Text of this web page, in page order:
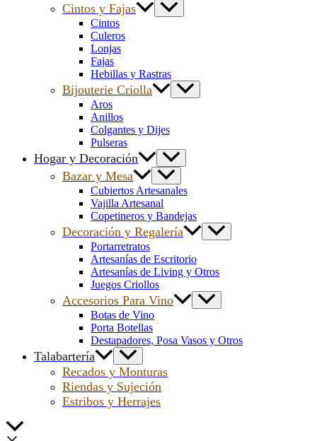
Cintos y Fajas
Cintos
Culeros
Lonjas
Fajas
Hebillas y Rastras
Bijouterie Criolla
Aros
Anillos
Colgantes y Dijes
Pulseras
Hogar y Decoración
Bazar y Mesa
Cubiertos Artesanales
Vajilla Artesanal
Copetineros y Bandejas
Decoración y Regalería
Portarretratos
Artesanías de Escritorio
Artesanías de Living y Otros
Juegos Criollos
Accesorios Para Vino
Botas de Vino
Porta Botellas
Destapadores, Posa Vasos y Otros
Talabartería
Recados y Monturas
Riendas y Sujeción
Estribos y Herrajes